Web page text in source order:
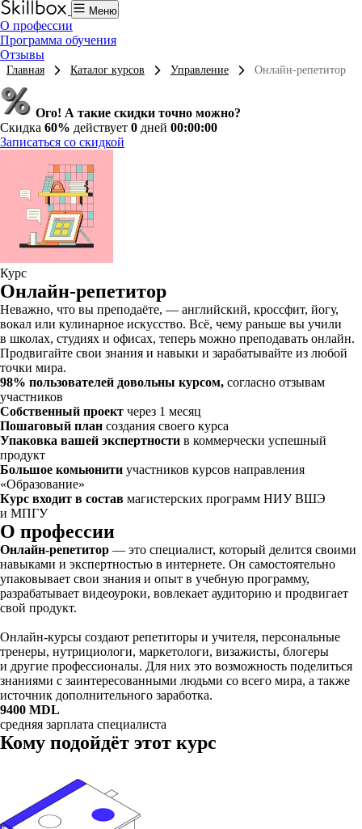
Меню
О профессии
Программа обучения
Отзывы
Главная Каталог курсов Управление Онлайн-репетитор
Ого! А такие скидки точно можно?
Скидка 60% действует 0 дней 00:00:00
Записаться со скидкой
Курс
Онлайн-репетитор
Неважно, что вы преподаёте, — английский, кроссфит, йогу,
вокал или кулинарное искусство. Всё, чему раньше вы учили
в школах, студиях и офисах, теперь можно преподавать онлайн.
Продвигайте свои знания и навыки и зарабатывайте из любой
точки мира.
98% пользователей довольны курсом, согласно отзывам
участников
Собственный проект через 1 месяц
Пошаговый план создания своего курса
Упаковка вашей экспертности в коммерчески успешный
продукт
Большое комьюнити участников курсов направления
«Образование»
Курс входит в состав магистерских программ НИУ ВШЭ
и МПГУ
О профессии
Онлайн-репетитор — это специалист, который делится своими
навыками и экспертностью в интернете. Он самостоятельно
упаковывает свои знания и опыт в учебную программу,
разрабатывает видеоуроки, вовлекает аудиторию и продвигает
свой продукт.
Онлайн-курсы создают репетиторы и учителя, персональные
тренеры, нутрициологи, маркетологи, визажисты, блогеры
и другие профессионалы. Для них это возможность поделиться
знаниями с заинтересованными людьми со всего мира, а также
источник дополнительного заработка.
9400 MDL
средняя зарплата специалиста
Кому подойдёт этот курс